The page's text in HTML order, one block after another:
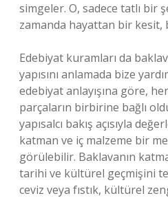
simgeler. O, sadece tatlı bir
zamanda hayattan bir kesit,
Edebiyat kuramları da
yapısını anlamada bize
edebiyat anlayışına göre,
parçaların birbirine bağlı
yapısalcı bakış açısıyla
katman ve iç malzeme bir
görülebilir. Baklavanın
tarihi ve kültürel geçmişini
ceviz veya fıstık, kültürel